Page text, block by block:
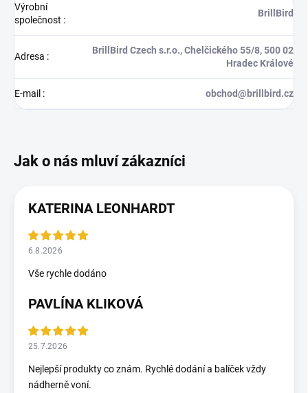
Výrobní
společnost :
BrillBird
Adresa :
BrillBird Czech s.r.o., Chelčického 55/8, 500 02
Hradec Králové
E-mail : obchod@brillbird.cz
KATERINA LEONHARDT
6.8.2026
Vše rychle dodáno
PAVLÍNA KLIKOVÁ
25.7.2026
Nejlepší produkty co znám. Rychlé dodání a balíček vždy
nádherně voní.